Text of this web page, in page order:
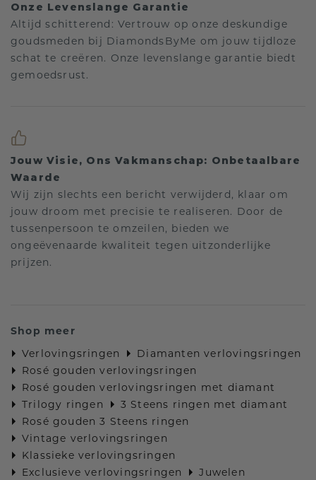
Onze Levenslange Garantie
Altijd schitterend: Vertrouw op onze deskundige
goudsmeden bij DiamondsByMe om jouw tijdloze
schat te creëren. Onze levenslange garantie biedt
gemoedsrust.
Jouw Visie, Ons Vakmanschap: Onbetaalbare
Waarde
Wij zijn slechts een bericht verwijderd, klaar om
jouw droom met precisie te realiseren. Door de
tussenpersoon te omzeilen, bieden we
ongeëvenaarde kwaliteit tegen uitzonderlijke
prijzen.
Shop meer
Verlovingsringen
Diamanten verlovingsringen
Rosé gouden verlovingsringen
Rosé gouden verlovingsringen met diamant
Trilogy ringen
3 Steens ringen met diamant
Rosé gouden 3 Steens ringen
Vintage verlovingsringen
Klassieke verlovingsringen
Exclusieve verlovingsringen
Juwelen